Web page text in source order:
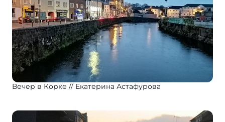
Вечер в Корке Екатерина Астафурова